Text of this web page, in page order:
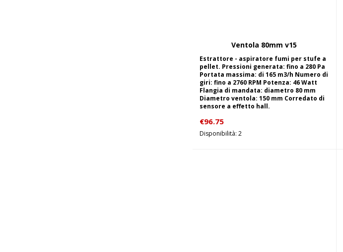
Aggiungi al carrello
Ventola 80mm v15
Estrattore - aspiratore fumi per stufe a
pellet. Pressioni generata: fino a 280 Pa
Portata massima: di 165 m3/h Numero di
giri: fino a 2760 RPM Potenza: 46 Watt
Flangia di mandata: diametro 80 mm
Diametro ventola: 150 mm Corredato di
sensore a effetto hall.
€96.75
Disponibilità: 2